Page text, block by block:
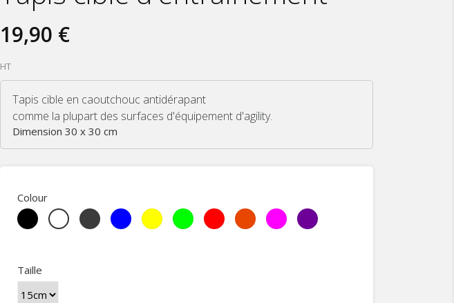
19,90 €
HT
Tapis cible en caoutchouc antidérapant
comme la plupart des surfaces d'équipement d'agility.
Dimension 30 x 30 cm
Colour
Black
White Grey Blue Yellow Vert Red OrangeRose Purple
Taille